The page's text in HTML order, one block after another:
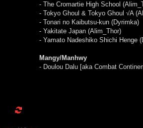
- The Cromartie High School
- Tokyo Ghoul & Tokyo Ghoul √A
- Tonari no Kaibutsu-kun (Dyrimka)
- Yakitate Japan (Alim_Thor)
- Yamato Nadeshiko Shichi Henge
Mangy/Manhwy
- Doulou Dalu [aka Combat